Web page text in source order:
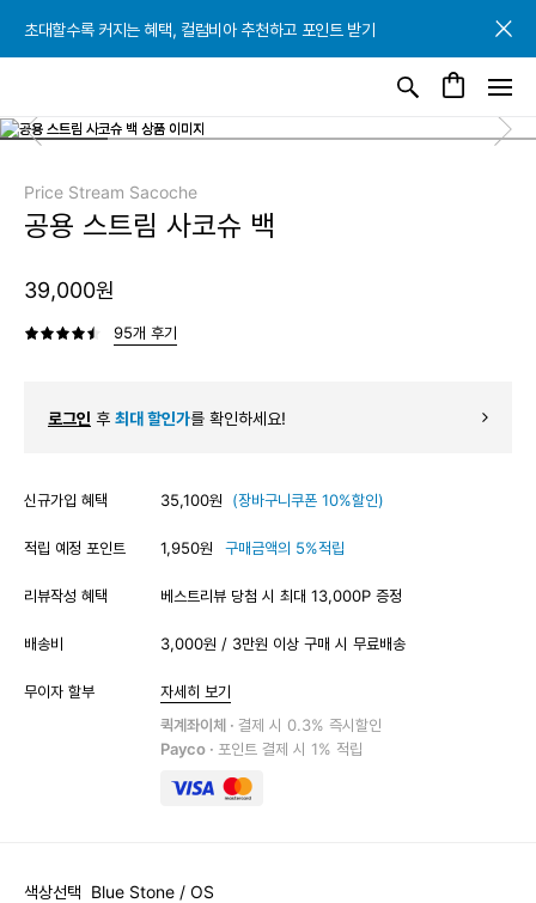
초대할수록 커지는 혜택, 컬럼비아 추천하고 포인트 받기
초대할수록 커지는 혜택, 컬럼비아 추천하고 포인트 받기
초대할수록 커지는 혜택, 컬럼비아 추천하고 포인트 받기
Price Stream Sacoche
공용 스트림 사코슈 백
39,000원
95개 후기
로그인 후 최대 할인가를 확인하세요!
신규가입 혜택 35,100원 (장바구니쿠폰 10%할인)
적립 예정 포인트 1,950원 구매금액의 5%적립
리뷰작성 혜택 베스트리뷰 당첨 시 최대 13,000P 증정
배송비 3,000원 / 3만원 이상 구매 시 무료배송
무이자 할부
자세히 보기
퀵계좌이체 · 결제 시 0.3% 즉시할인
Payco · 포인트 결제 시 1% 적립
색상선택 Blue Stone / OS